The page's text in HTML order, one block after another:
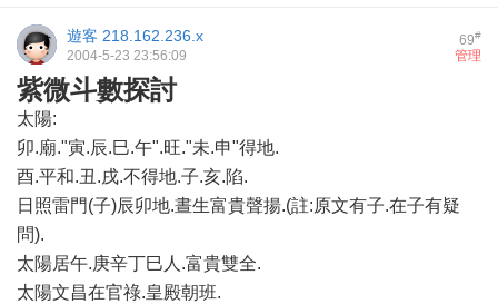
69#
遊客 218.162.236.x
管理
2004-5-23 23:56:09
紫微斗數探討
太陽:
卯.廟."寅.辰.巳.午".旺."未.申"得地.
酉.平和.丑.戌.不得地.子.亥.陷.
日照雷門(子)辰卯地.晝生富貴聲揚.(註:原文有子.在子有疑
問).
太陽居午.庚辛丁巳人.富貴雙全.
太陽文昌在官祿.皇殿朝班.